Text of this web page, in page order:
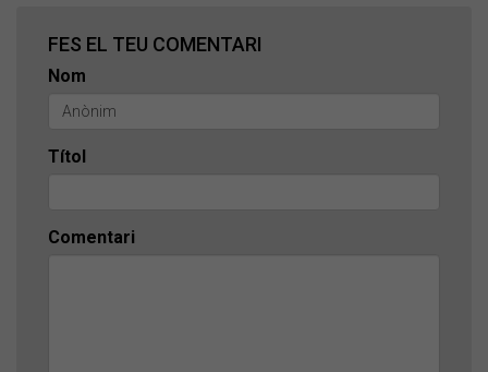
FES EL TEU COMENTARI
Nom
Títol
Comentari